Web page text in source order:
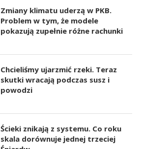
Zmiany klimatu uderzą w PKB.
Problem w tym, że modele
pokazują zupełnie różne rachunki
Chcieliśmy ujarzmić rzeki. Teraz
skutki wracają podczas susz i
powodzi
Ścieki znikają z systemu. Co roku
skala dorównuje jednej trzeciej